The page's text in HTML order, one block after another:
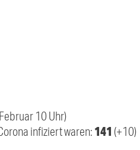
10 Uhr)
infiziert waren: 141 (+10)